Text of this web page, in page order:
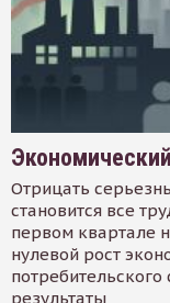
Отрицать
становится все
первом квартале
нулевой рост
результаты